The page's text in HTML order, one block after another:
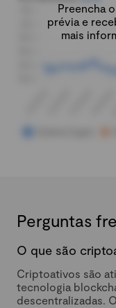
Preencha
prévia e
mais
Perguntas
O que são
Criptoativos são
tecnologia
descentralizadas.